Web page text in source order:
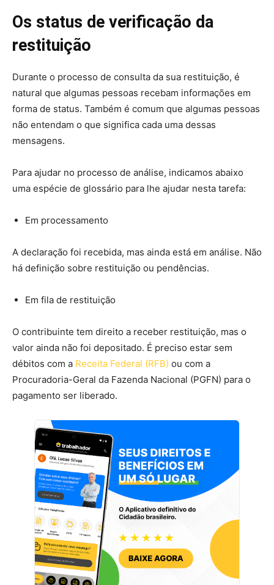
Os status de verificação da
restituição
Durante o processo de consulta da sua restituição, é
natural que algumas pessoas recebam informações em
forma de status. Também é comum que algumas pessoas
não entendam o que significa cada uma dessas
mensagens.
Para ajudar no processo de análise, indicamos abaixo
uma espécie de glossário para lhe ajudar nesta tarefa:
Em processamento
A declaração foi recebida, mas ainda está em análise. Não
há definição sobre restituição ou pendências.
Em fila de restituição
O contribuinte tem direito a receber restituição, mas o
valor ainda não foi depositado. É preciso estar sem
débitos com a Receita Federal (RFB) ou com a
Procuradoria-Geral da Fazenda Nacional (PGFN) para o
pagamento ser liberado.